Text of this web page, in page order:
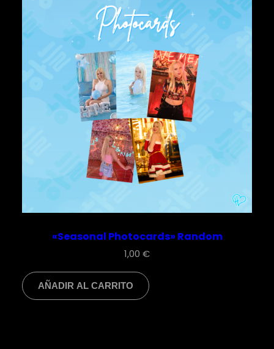
«Seasonal Photocards» Random
1,00 €
AÑADIR AL CARRITO